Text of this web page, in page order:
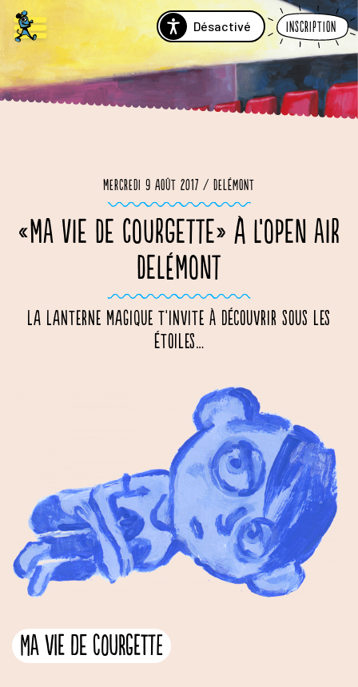
Désactivé Inscription
Mercredi 9 août 2017 / Delémont
«MA VIE DE COURGETTE» À L’OPEN AIR
DELÉMONT
La Lanterne Magique t'invite à découvrir sous les
étoiles…
Ma vie de Courgette